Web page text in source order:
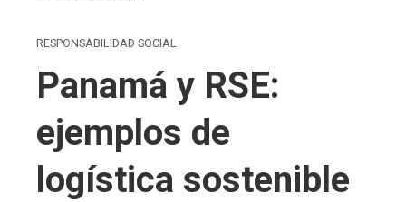
RESPONSABILIDAD SOCIAL
Panamá y RSE:
ejemplos de
logística sostenible